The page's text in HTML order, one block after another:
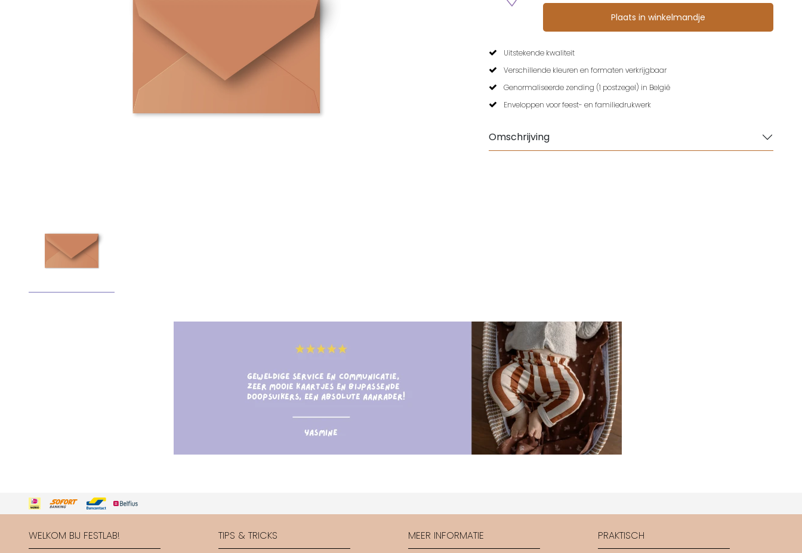
Plaats in winkelmandje
Uitstekende kwaliteit
Verschillende kleuren en formaten verkrijgbaar
Genormaliseerde zending (1 postzegel) in België
Enveloppen voor feest- en familiedrukwerk
Omschrijving
WELKOM BIJ FESTLAB! TIPS & TRICKS MEER INFORMATIE PRAKTISCH